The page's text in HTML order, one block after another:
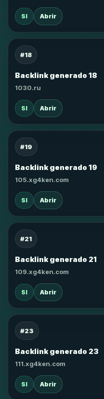
SI Abrir
#18
Backlink generado 18
1030.ru
SI Abrir
#19
Backlink generado 19
105.xg4ken.com
SI Abrir
#21
Backlink generado 21
109.xg4ken.com
SI Abrir
#23
Backlink generado 23
111.xg4ken.com
SI Abrir